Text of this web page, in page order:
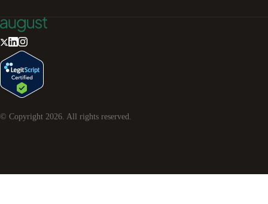
© Copyright 2026 . All rights reserved.